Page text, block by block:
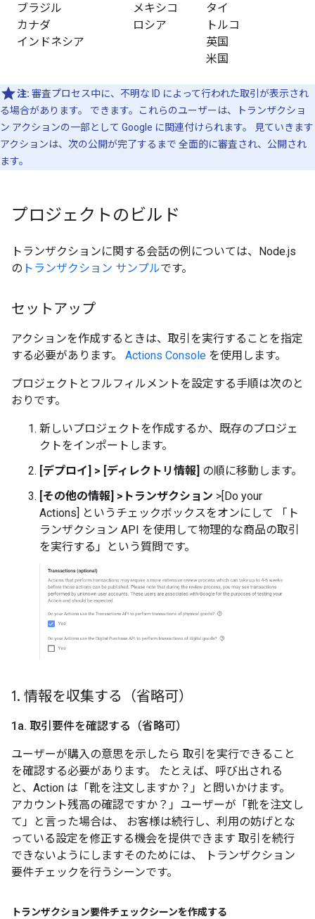
ブラジル
カナダ
インドネシア
メキシコ
ロシア
タイ
トルコ
英国
米国
注: 審査プロセス中に、不明な ID によって行われた取引が表示され
る場合があります。 できます。これらのユーザーは、トランザクショ
ン アクションの一部として Google に関連付けられます。 見ていきます
アクションは、次の公開が完了するまで 全面的に審査され、公開され
ます。
プロジェクトのビルド
トランザクションに関する会話の例については、Node.js
の トランザクション サンプルです。
セットアップ
アクションを作成するときは、取引を実行することを指定
する必要があります。 Actions Console を使用します。
プロジェクトとフルフィルメントを設定する手順は次のと
おりです。
新しいプロジェクトを作成するか、既存のプロジェ
クトをインポートします。
[デプロイ] > [ディレクトリ情報] の順に移動します。
[その他の情報] >トランザクション >[Do your
Actions] というチェックボックスをオンにして 「ト
ランザクション API を使用して物理的な商品の取引
を実行する」という質問です。
1. 情報を収集する（省略可）
1a. 取引要件を確認する（省略可）
ユーザーが購入の意思を示したら 取引を実行できること
を確認する必要があります。 たとえば、呼び出される
と、Action は「靴を注文しますか？」と問いかけます。
アカウント残高の確認ですか？」ユーザーが「靴を注文し
て」と言った場合は、 お客様は続行し、利用の妨げとな
っている設定を修正する機会を提供できます 取引を続行
できないようにしますそのためには、 トランザクション
要件チェックを行うシーンです。
トランザクション要件チェックシーンを作成する